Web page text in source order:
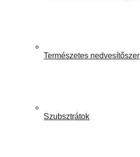
Természetes nedvesítőszer
Szubsztrátok